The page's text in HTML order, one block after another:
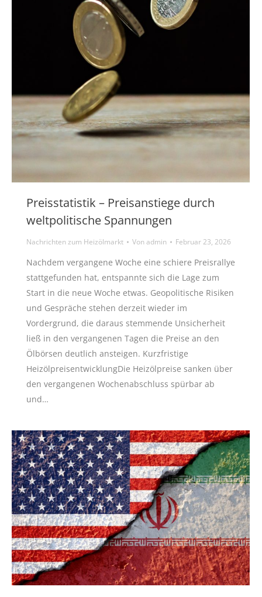
Preisstatistik – Preisanstiege durch
weltpolitische Spannungen
Nachrichten zum Heizölmarkt Vonadmin Februar 23, 2026
Nachdem vergangene Woche eine schiere Preisrallye
stattgefunden hat, entspannte sich die Lage zum
Start in die neue Woche etwas. Geopolitische Risiken
und Gespräche stehen derzeit wieder im
Vordergrund, die daraus stemmende Unsicherheit
ließ in den vergangenen Tagen die Preise an den
Ölbörsen deutlich ansteigen. Kurzfristige
HeizölpreisentwicklungDie Heizölpreise sanken über
den vergangenen Wochenabschluss spürbar ab
und…